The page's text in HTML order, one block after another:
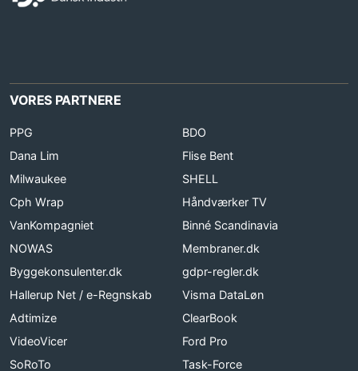
VORES PARTNERE
PPG
BDO
Dana Lim
Flise Bent
Milwaukee
SHELL
Cph Wrap
Håndværker TV
VanKompagniet
Binné Scandinavia
NOWAS
Membraner.dk
Byggekonsulenter.dk
gdpr-regler.dk
Hallerup Net / e-Regnskab
Visma DataLøn
Adtimize
ClearBook
VideoVicer
Ford Pro
SoRoTo
Task-Force